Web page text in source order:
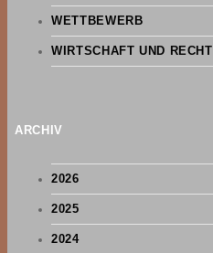
WETTBEWERB
WIRTSCHAFT UND RECHT
ARCHIV
2026
2025
2024